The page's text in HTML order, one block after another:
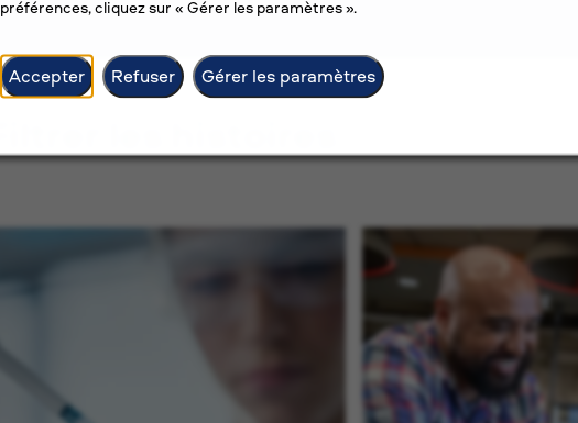
préférences, cliquez sur « Gérer les paramètres ».
Accepter Refuser Gérer les paramètres